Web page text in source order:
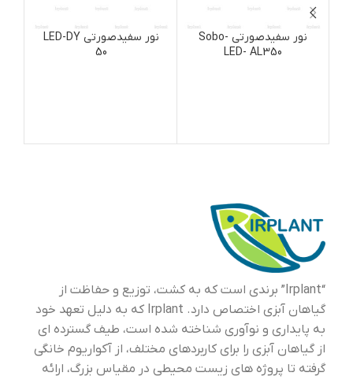
نور سفیدصورتی Sobo-
LED- AL350
نور سفیدصورتی LED-DY
50
“Irplant” برندی است که به کشت، توزیع و حفاظت از
گیاهان آبزی اختصاص دارد. Irplant که به دلیل تعهد خود
به پایداری و نوآوری شناخته شده است، طیف گسترده ای
از گیاهان آبزی را برای کاربردهای مختلف، از آکواریوم خانگی
گرفته تا پروژه های زیست محیطی در مقیاس بزرگ، ارائه